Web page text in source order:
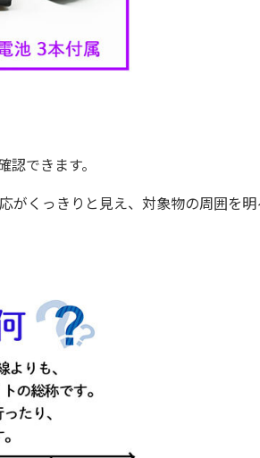
できます。
がくっきりと見え、対象物の周囲を